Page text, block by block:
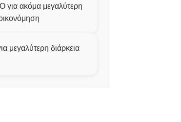
για ακόμα μεγαλύτερη
μεγαλύτερη διάρκεια